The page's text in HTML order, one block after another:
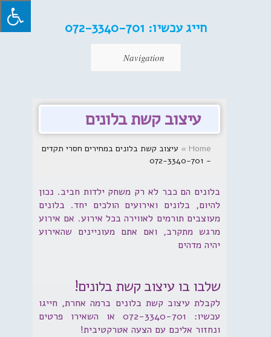
חייג עכשיו:
Navigation
עיצוב קשת בלונים
Home
» עיצוב קשת בלונים במחירים חסרי תקדים
- 072-3340-701
בלונים הם כבר לא רק משחק ילדות חביב. נכון
להיום, בלונים ואירועים הולכים יחד. בלונים
מעוצבים תורמים לאווירה בכל אירוע. אם אירוע
מרגש מתקרב, ואם אתם מעוניינים שהאירוע
יהיה מדהים
שלבו בו עיצוב קשת בלונים!
לקבלת עיצוב קשת בלונים ברמה אחרת, חייגו
עכשיו: 072-3340-701 או השאירו פרטים
ונחזור אליכם עם הצעה אטרקטיבית!